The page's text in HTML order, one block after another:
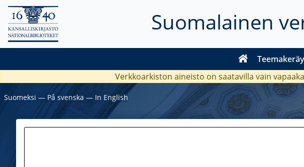
Suomalainen
Verkkoarkiston aineisto on saatavilla vain
Suomeksi ― På svenska ― In English